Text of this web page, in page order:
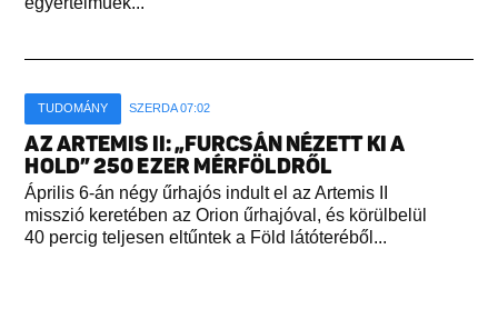
TUDOMÁNY SZERDA 07:02
AZ ARTEMIS II: „FURCSÁN NÉZETT KI A
HOLD” 250 EZER MÉRFÖLDRŐL
Április 6-án négy űrhajós indult el az Artemis II
misszió keretében az Orion űrhajóval, és körülbelül
40 percig teljesen eltűntek a Föld látóteréből...